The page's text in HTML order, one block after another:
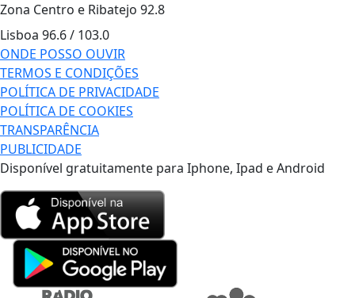
Zona Centro e Ribatejo 92.8
Lisboa 96.6 / 103.0
ONDE POSSO OUVIR
TERMOS E CONDIÇÕES
POLÍTICA DE PRIVACIDADE
POLÍTICA DE COOKIES
TRANSPARÊNCIA
PUBLICIDADE
Disponível gratuitamente para Iphone, Ipad e Android